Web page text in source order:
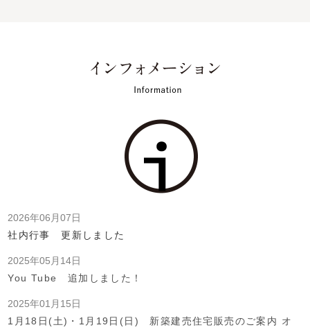
2026年06月07日
社内行事 更新しました
2025年05月14日
You Tube 追加しました！
2025年01月15日
1月18日(土)・1月19日(日) 新築建売住宅販売のご案内 オ